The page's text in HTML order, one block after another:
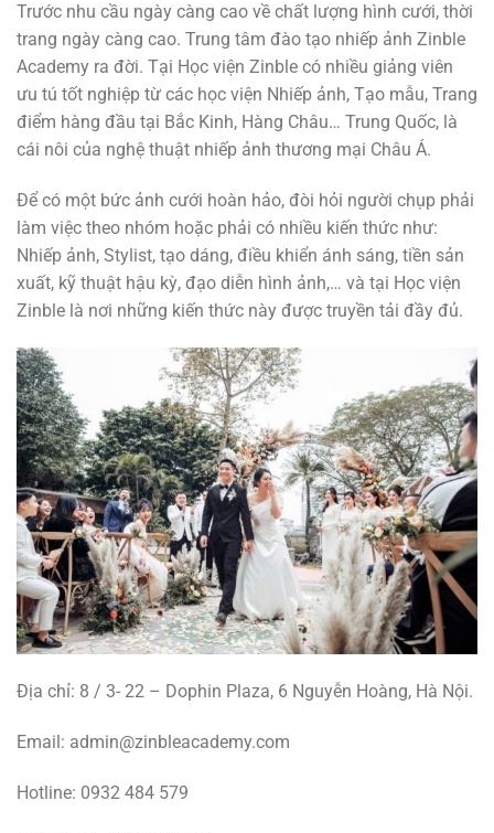
Trước nhu cầu ngày càng cao về chất lượng hình cưới, thời
trang ngày càng cao. Trung tâm đào tạo nhiếp ảnh Zinble
Academy ra đời. Tại Học viện Zinble có nhiều giảng viên
ưu tú tốt nghiệp từ các học viện Nhiếp ảnh, Tạo mẫu, Trang
điểm hàng đầu tại Bắc Kinh, Hàng Châu… Trung Quốc, là
cái nôi của nghệ thuật nhiếp ảnh thương mại Châu Á.
Để có một bức ảnh cưới hoàn hảo, đòi hỏi người chụp phải
làm việc theo nhóm hoặc phải có nhiều kiến ​​thức như:
Nhiếp ảnh, Stylist, tạo dáng, điều khiển ánh sáng, tiền sản
xuất, kỹ thuật hậu kỳ, đạo diễn hình ảnh,… và tại Học viện
Zinble là nơi những kiến ​​thức này được truyền tải đầy đủ.
Địa chỉ: 8 / 3- 22 – Dophin Plaza, 6 Nguyễn Hoàng, Hà Nội.
Email: admin@zinbleacademy.com
Hotline: 0932 484 579